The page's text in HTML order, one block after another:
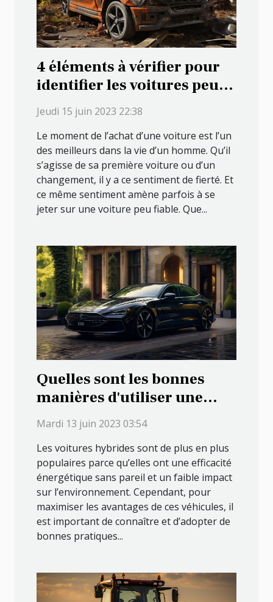
4 éléments à vérifier pour
identifier les voitures peu
fiables
Jeudi 15 juin 2023 22:38
Le moment de l’achat d’une voiture est l’un
des meilleurs dans la vie d’un homme. Qu’il
s’agisse de sa première voiture ou d’un
changement, il y a ce sentiment de fierté. Et
ce même sentiment amène parfois à se
jeter sur une voiture peu fiable. Que...
Quelles sont les bonnes
manières d'utiliser une
voiture hybride ?
Mardi 13 juin 2023 03:54
Les voitures hybrides sont de plus en plus
populaires parce qu’elles ont une efficacité
énergétique sans pareil et un faible impact
sur l’environnement. Cependant, pour
maximiser les avantages de ces véhicules, il
est important de connaître et d’adopter de
bonnes pratiques...